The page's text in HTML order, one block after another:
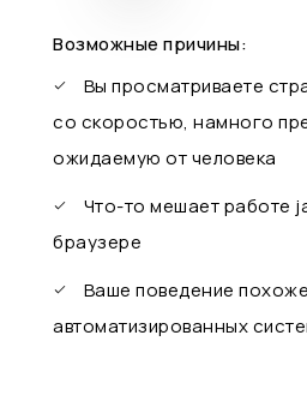
Возможные причины:
Вы просматриваете
со скоростью, намного
ожидаемую от человека
Что-то мешает работе
браузере
Ваше поведение
автоматизированных